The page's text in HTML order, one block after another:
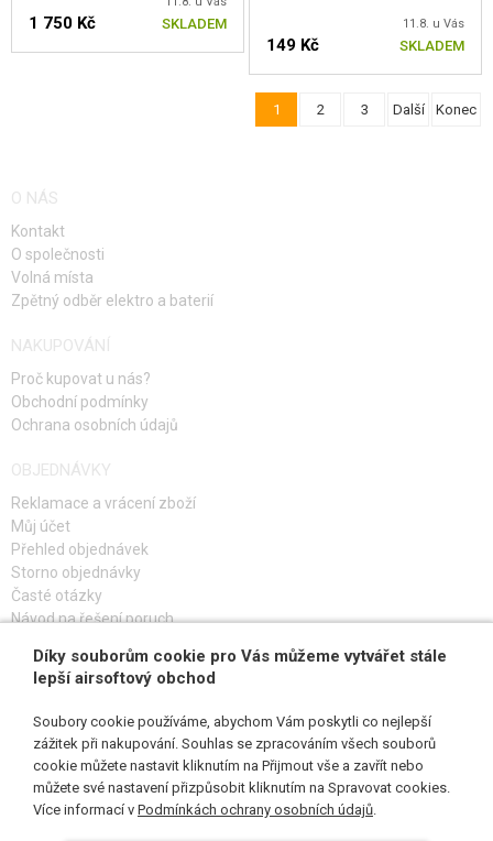
1 750 Kč SKLADEM 11.8. u Vás
149 Kč SKLADEM
1 2 3 Další Konec
O NÁS
Kontakt
O společnosti
Volná místa
Zpětný odběr elektro a baterií
NAKUPOVÁNÍ
Proč kupovat u nás?
Obchodní podmínky
Ochrana osobních údajů
OBJEDNÁVKY
Reklamace a vrácení zboží
Můj účet
Přehled objednávek
Storno objednávky
Časté otázky
Návod na řešení poruch
PŘIHLAŠ SE K ODBĚRU
SLEDUJ NÁS
Díky souborům cookie pro Vás můžeme vytvářet stále
lepší airsoftový obchod
Soubory cookie používáme, abychom Vám poskytli co nejlepší
zážitek při nakupování. Souhlas se zpracováním všech souborů
cookie můžete nastavit kliknutím na Přijmout vše a zavřít nebo
můžete své nastavení přizpůsobit kliknutím na Spravovat cookies.
Více informací v Podmínkách ochrany osobních údajů.